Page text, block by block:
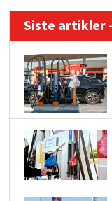
Siste artikler